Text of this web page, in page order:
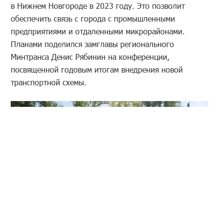
в Нижнем Новгороде в 2023 году. Это позволит
обеспечить связь с города с промышленными
предприятиями и отдаленными микрорайонами.
Планами поделился замглавы регионального
Минтранса Денис Рябинин на конференции,
посвященной годовым итогам внедрения новой
транспортной схемы.